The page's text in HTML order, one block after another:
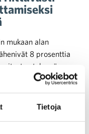
Tietoja
mukaan alan
8 prosenttia
tekemä
päästöjen nykyinen